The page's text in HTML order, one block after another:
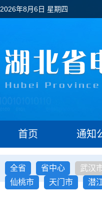
2026年8月6日 星期四
首页 通知
全省 省中心 武汉
仙桃市
天门市 潜